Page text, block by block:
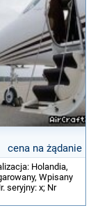
cena na żądanie
Holandia,
Wpisany
seryjny: x; Nr